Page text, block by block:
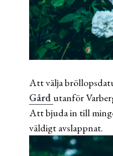
Att välja
Gård utanför
Att bjuda in till
väldigt avslappnat.